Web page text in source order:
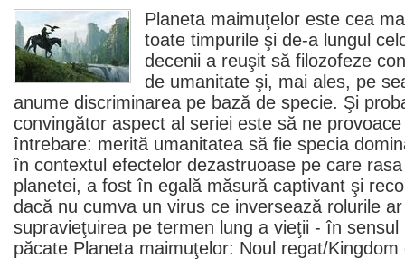
Planeta maimuţelor este cea
toate timpurile şi de-a lungul
decenii a reuşit să filozofeze
de umanitate şi, mai ales, pe
anume discriminarea pe bază de specie. Şi
convingător aspect al seriei este să ne
întrebare: merită umanitatea să fie specia
în contextul efectelor dezastruoase pe care
planetei, a fost în egală măsură captivant şi
dacă nu cumva un virus ce inversează rolurile
supravieţuirea pe termen lung a vieţii - în
păcate Planeta maimuţelor: Noul regat/